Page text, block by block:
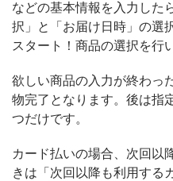
などの基本情報を入力した
択」と「お届け日時」の選
スタート！商品の選択を行
欲しい商品の入力が終わっ
物完了となります。後は指
つだけです。
カード払いの場合、次回以
きは「次回以降も利用する